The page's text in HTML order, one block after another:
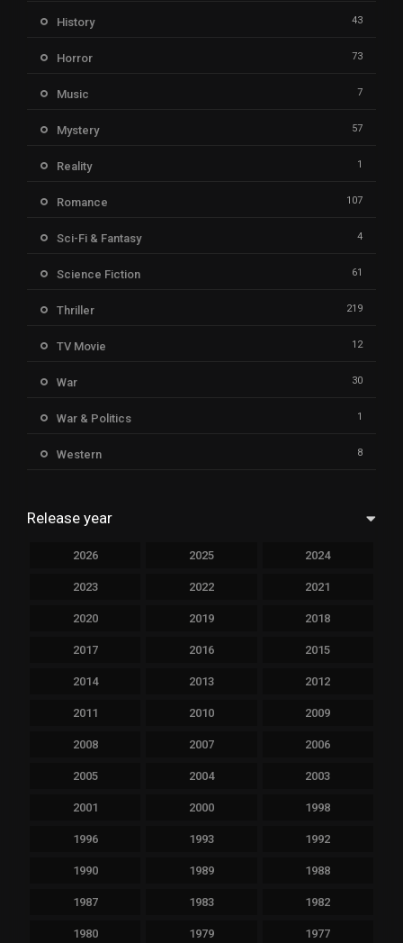
History 43
Horror 73
Music 7
Mystery 57
Reality 1
Romance 107
Sci-Fi & Fantasy 4
Science Fiction 61
Thriller 219
TV Movie 12
War 30
War & Politics 1
Western 8
Release year
2026 2025 2024
2023 2022 2021
2020 2019 2018
2017 2016 2015
2014 2013 2012
2011 2010 2009
2008 2007 2006
2005 2004 2003
2001 2000 1998
1996 1993 1992
1990 1989 1988
1987 1983 1982
1980 1979 1977